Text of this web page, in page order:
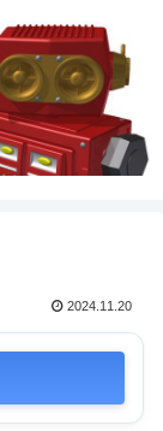
2024.11.20